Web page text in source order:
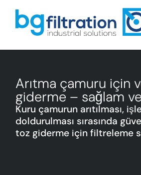
Arıtma çamuru için
giderme – sağlam
Kuru çamurun arıtılması,
doldurulması sırasında
toz giderme için filtreleme